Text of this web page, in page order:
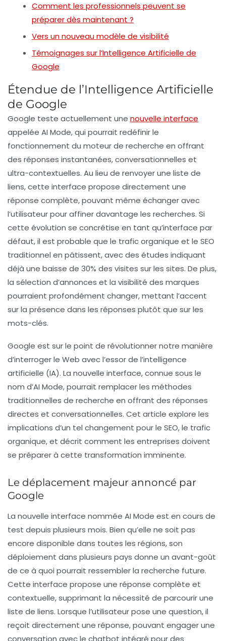
Comment les professionnels peuvent se
préparer dès maintenant ?
Vers un nouveau modèle de visibilité
Témoignages sur l’Intelligence Artificielle de
Google
Étendue de l’Intelligence Artificielle
de Google
Google teste actuellement une nouvelle interface
appelée AI Mode, qui pourrait redéfinir le
fonctionnement du moteur de recherche en offrant
des réponses instantanées,conversationnelles et
ultra-contextuelles. Au lieu de renvoyer une liste de
liens, cette interface propose directement une
réponse complète, pouvant même échanger avec
l’utilisateur pour affiner davantage les recherches. Si
cette évolution se concrétise en tant qu’interface par
défaut, il est probable que le trafic organique et le SEO
traditionnel en pâtissent, avec des études indiquant
déjà une baisse de 30% des visites sur les sites. De plus,
la sélection d’annonces et la visibilité des marques
pourraient profondément changer, mettant l’accent
sur la présence dans les réponses plutôt que sur les
mots-clés.
Google est sur le point de révolutionner notre manière
d’interroger le Web avec l’essor de l’intelligence
artificielle (IA). La nouvelle interface, connue sous le
nom d’AI Mode, pourrait remplacer les méthodes
traditionnelles de recherche en offrant des réponses
directes et conversationnelles. Cet article explore les
implications d’un tel changement pour le SEO, le trafic
organique, et décrit comment les entreprises doivent
se préparer à cette transformation imminente.
Le déplacement majeur annoncé par
Google
La nouvelle interface nommée AI Mode est en cours de
test depuis plusieurs mois. Bien qu’elle ne soit pas
encore disponible dans toutes les régions, son
déploiement dans plusieurs pays donne un avant-goût
de ce à quoi pourrait ressembler la recherche future.
Cette interface propose une réponse complète et
contextuelle, supprimant la nécessité de parcourir une
liste de liens. Lorsque l’utilisateur pose une question, il
reçoit directement une réponse, pouvant engager une
conversation avec le chatbot intégré pour des